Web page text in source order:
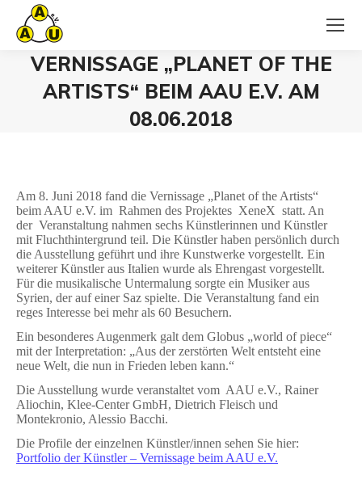
VERNISSAGE „PLANET OF THE
ARTISTS“ BEIM AAU E.V. AM
08.06.2018
Am 8. Juni 2018 fand die Vernissage „Planet of the Artists“
beim AAU e.V. im Rahmen des Projektes XeneX statt. An
der Veranstaltung nahmen sechs Künstlerinnen und Künstler
mit Fluchthintergrund teil. Die Künstler haben persönlich durch
die Ausstellung geführt und ihre Kunstwerke vorgestellt. Ein
weiterer Künstler aus Italien wurde als Ehrengast vorgestellt.
Für die musikalische Untermalung sorgte ein Musiker aus
Syrien, der auf einer Saz spielte. Die Veranstaltung fand ein
reges Interesse bei mehr als 60 Besuchern.
Ein besonderes Augenmerk galt dem Globus „world of piece“
mit der Interpretation: „Aus der zerstörten Welt entsteht eine
neue Welt, die nun in Frieden leben kann.“
Die Ausstellung wurde veranstaltet vom AAU e.V., Rainer
Aliochin, Klee-Center GmbH, Dietrich Fleisch und
Montekronio, Alessio Bacchi.
Die Profile der einzelnen Künstler/innen sehen Sie hier:
Portfolio der Künstler – Vernissage beim AAU e.V.